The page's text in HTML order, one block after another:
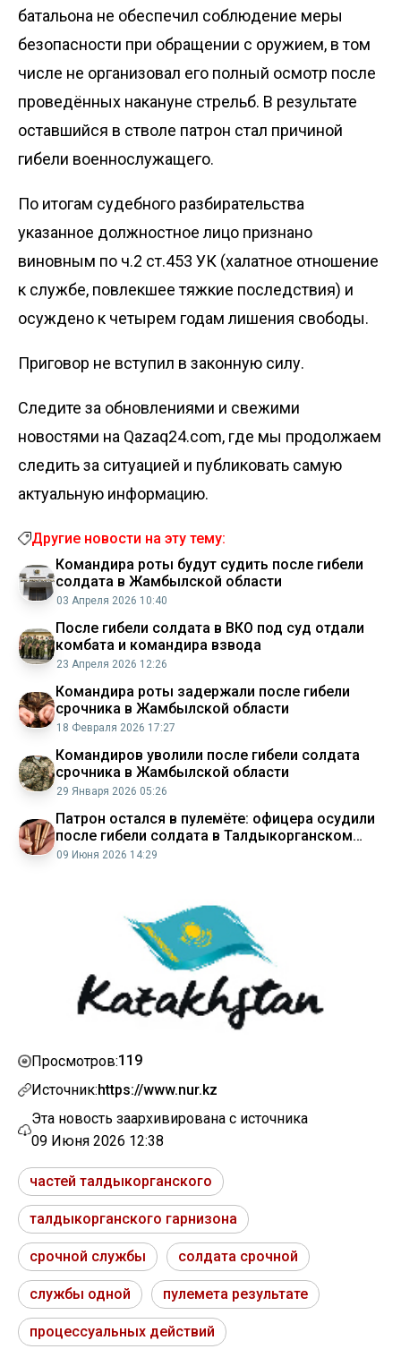
батальона не обеспечил соблюдение меры
безопасности при обращении с оружием, в том
числе не организовал его полный осмотр после
проведённых накануне стрельб. В результате
оставшийся в стволе патрон стал причиной
гибели военнослужащего.
По итогам судебного разбирательства
указанное должностное лицо признано
виновным по ч.2 ст.453 УК (халатное отношение
к службе, повлекшее тяжкие последствия) и
осуждено к четырем годам лишения свободы.
Приговор не вступил в законную силу.
Следите за обновлениями и свежими
новостями на Qazaq24.com, где мы продолжаем
следить за ситуацией и публиковать самую
актуальную информацию.
Другие новости на эту тему:
Командира роты будут судить после гибели
солдата в Жамбылской области
03 Апреля 2026 10:40
После гибели солдата в ВКО под суд отдали
комбатa и командира взвода
23 Апреля 2026 12:26
Командира роты задержали после гибели
срочника в Жамбылской области
18 Февраля 2026 17:27
Командиров уволили после гибели солдата
срочника в Жамбылской области
29 Января 2026 05:26
Патрон остался в пулемёте: офицера осудили
после гибели солдата в Талдыкорганском
гарнизоне
09 Июня 2026 14:29
Просмотров:119
Источник:https://www.nur.kz
Эта новость заархивирована с источника
09 Июня 2026 12:38
частей талдыкорганского
талдыкорганского гарнизона
срочной службы солдата срочной
службы одной пулемета результате
процессуальных действий